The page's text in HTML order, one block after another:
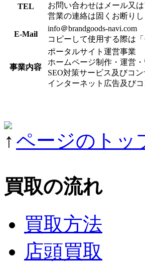
TEL
お問い合わせはメール又
営業の連絡は固くお断りし
E-Mail
info＠brandgoods-navi.com
コピーして使用する際は
事業内容
ポータルサイト運営事業
ホームページ制作・運営
SEO対策サービス及びコ
インターネット広告及び
ページのトッ
買取の流れ
買取方法
店頭買取